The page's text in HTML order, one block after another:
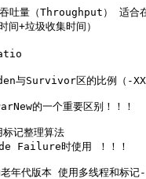
（Throughput） 适合在
+垃圾收集时间）
Eden与Survivor区的比例
的一个重要区别！！！
记整理算法
Failure时使用 ！！！
版本 使用多线程和标记-